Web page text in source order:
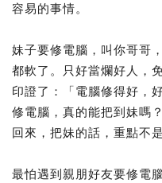
容易的事情。
妹子要修電腦，叫你哥哥
都軟了。只好當爛好人，
印證了：「電腦修得好，
修電腦，真的能把到妹嗎
回來，把妹的話，重點不
最怕遇到親朋好友要修電